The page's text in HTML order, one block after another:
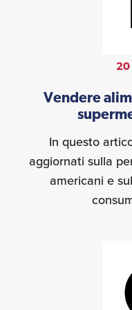
20
Vendere
In questo
aggiornati sulla
americani e